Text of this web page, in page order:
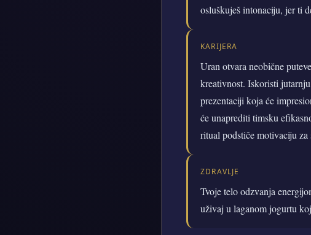
osluškuješ intonaciju, jer ti
KARIJERA
Uran otvara neobične
kreativnost. Iskoristi
prezentaciji koja će
će unaprediti timsku
ritual podstiče motivaciju za
ZDRAVLJE
Tvoje telo odzvanja
uživaj u laganom jogurtu